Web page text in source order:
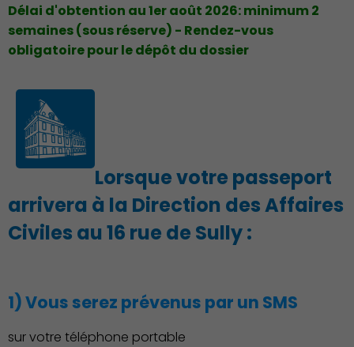
Délai d'obtention au 1er août 2026: minimum 2
semaines (sous réserve) - Rendez-vous
obligatoire pour le dépôt du dossier
Lorsque votre passeport
arrivera à la Direction des Affaires
Civiles au 16 rue de Sully :
1) Vous serez prévenus par un SMS
sur votre téléphone portable